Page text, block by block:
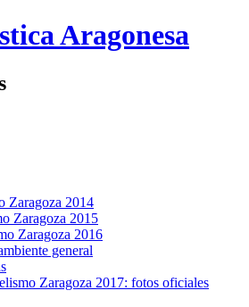
Aragonesa
Zaragoza 2014
Zaragoza 2015
Zaragoza 2016
general
Zaragoza 2017: fotos oficiales